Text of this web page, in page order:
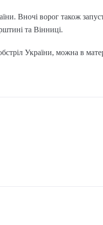
Вночі ворог також
та Вінниці.
України, можна в